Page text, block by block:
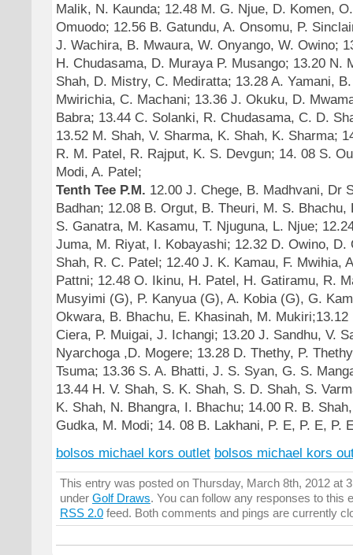
Malik, N. Kaunda; 12.48 M. G. Njue, D. Komen,
Omuodo; 12.56 B. Gatundu, A. Onsomu, P.
J. Wachira, B. Mwaura, W. Onyango, W. Owino;
H. Chudasama, D. Muraya P. Musango; 13.20 N.
Shah, D. Mistry, C. Mediratta; 13.28 A. Yamani,
Mwirichia, C. Machani; 13.36 J. Okuku, D.
Babra; 13.44 C. Solanki, R. Chudasama, C. D.
13.52 M. Shah, V. Sharma, K. Shah, K. Sharma;
R. M. Patel, R. Rajput, K. S. Devgun; 14. 08 S.
Modi, A. Patel;
Tenth Tee P.M. 12.00 J. Chege, B. Madhvani, Dr
Badhan; 12.08 B. Orgut, B. Theuri, M. S. Bhachu,
S. Ganatra, M. Kasamu, T. Njuguna, L. Njue;
Juma, M. Riyat, I. Kobayashi; 12.32 D. Owino, D.
Shah, R. C. Patel; 12.40 J. K. Kamau, F. Mwihia,
Pattni; 12.48 O. Ikinu, H. Patel, H. Gatiramu, R.
Musyimi (G), P. Kanyua (G), A. Kobia (G), G.
Okwara, B. Bhachu, E. Khasinah, M. Mukiri;13.12
Ciera, P. Muigai, J. Ichangi; 13.20 J. Sandhu, V.
Nyarchoga ,D. Mogere; 13.28 D. Thethy, P.
Tsuma; 13.36 S. A. Bhatti, J. S. Syan, G. S.
13.44 H. V. Shah, S. K. Shah, S. D. Shah, S.
K. Shah, N. Bhangra, I. Bhachu; 14.00 R. B.
Gudka, M. Modi; 14. 08 B. Lakhani, P. E, P. E, P.
bolsos michael kors outlet bolsos michael kors
This entry was posted on Thursday, March 8th, 2012 at
under Golf Draws. You can follow any responses to this
RSS 2.0 feed. Both comments and pings are currently